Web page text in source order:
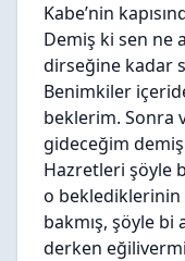
Kabe’nin
Demiş ki sen ne
dirseğine kadar
Benimkiler
beklerim. Sonra
gideceğim
Hazretleri şöyle
o beklediklerinin
bakmış, şöyle bi
derken